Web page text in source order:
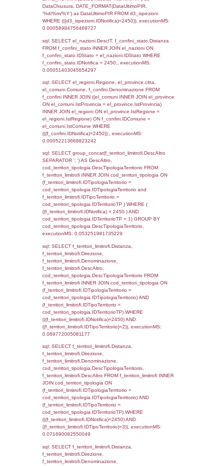
el_regioni.Regione as RegioneST,
as ComuneSL, el_province_1.citta as
el_regioni_1.Regione as RegioneSL FROM
(((((a1_stabilimento LEFT JOIN el_comuni
a1_stabilimento.ComuneStab =
LEFT JOIN el_province ON
= el_province.IstProvincia) LEFT JOIN
a1_stabilimento.RegioneStab =
LEFT JOIN el_comuni AS el_comuni_1 ON
a1_stabilimento.IstComuneSL =
LEFT JOIN el_province AS el_province_1
a1_stabilimento.IstProvinciaSL =
el_province_1.IstProvincia) LEFT JOIN
el_regioni_1 ON
el_regioni_1.IstRegione where
executionMS: 0.00063896179199219
sql: SELECT a2p.Cognome, a2p.Nome
a2_ruolipersonale a2rp INNER JOIN
a2rp.IDPersonale = a2p.IDPersonale
(((a2p.IDNotifica)=2450) AND
sql: SELECT a2p.Cognome, a2p.Nome
a2_ruolipersonale a2rp INNER JOIN
a2rp.IDPersonale = a2p.IDPersonale
(((a2p.IDNotifica)=2450) AND
executionMS: 0.0023980140686035
sql: SELECT Cognome, Nome FROM
reg_a2_ruolipersonale INNER JOIN
reg_a2_ruolipersonale.IDPersonale =
reg_a2_personale.IDPersonale WHERE
executionMS: 0.001101016998291
sql: SELECT cod_ipa_aoo.des_amm,
d1_controlli.UntAmmTerr,
d1_controlli.Regione, d1_controlli.Provincia,
d1_controlli.Comune, d1_controlli.Via,
d1_controlli.Email, d1_controlli.Pec FROM